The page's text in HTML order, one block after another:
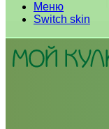
Меню
Switch skin